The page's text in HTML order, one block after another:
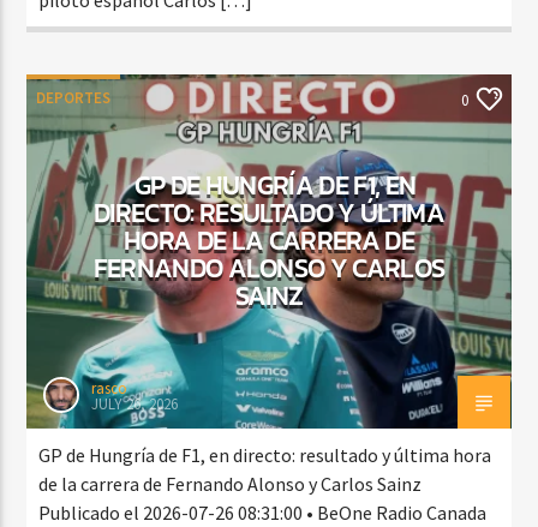
DEPORTES 0
GP DE HUNGRÍA DE F1, EN
DIRECTO: RESULTADO Y ÚLTIMA
HORA DE LA CARRERA DE
FERNANDO ALONSO Y CARLOS
SAINZ
rasco
JULY 26, 2026
GP de Hungría de F1, en directo: resultado y última hora
de la carrera de Fernando Alonso y Carlos Sainz
Publicado el 2026-07-26 08:31:00 • BeOne Radio Canada